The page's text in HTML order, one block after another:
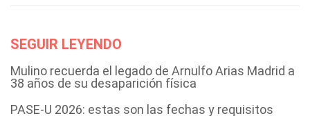
SEGUIR LEYENDO
Mulino recuerda el legado de Arnulfo Arias Madrid a
38 años de su desaparición física
PASE-U 2026: estas son las fechas y requisitos